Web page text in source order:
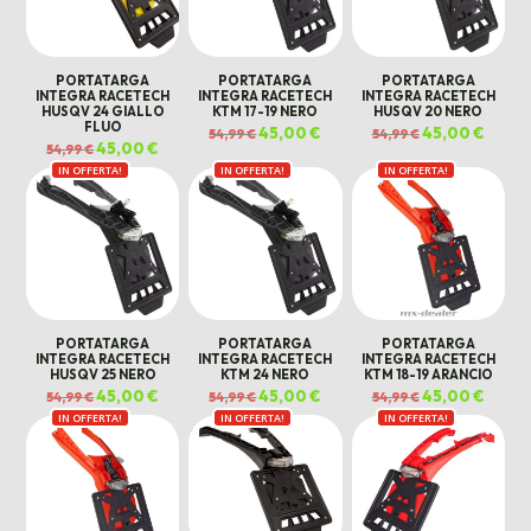
PORTATARGA
INTEGRA RACETECH
HUSQV 24 GIALLO
FLUO
54,99€Il
prezzo
originale
era:
54,99 €.
45,00€
attuale
45,00 €.
PORTATARGA
INTEGRA RACETECH
KTM 17-19 NERO
54,99€Il
prezzo
era:
54,99 €.
45,00€
è:
45,00 €.
PORTATARGA
INTEGRA RACETECH
HUSQV 20 NERO
54,99€Il
prezzo
era:
54,99 €.
45,00€Il
prezzo
è:
45,00
IN OFFERTA!
PORTATARGA
INTEGRA RACETECH
HUSQV 25 NERO
54,99€Il
prezzo
originale
era:
54,99 €.
45,00€
attuale
45,00 €.
IN OFFERTA!
PORTATARGA
INTEGRA RACETECH
KTM 24 NERO
54,99€Il
prezzo
originale
era:
54,99 €.
45,00€
attuale
45,00 €.
IN OFFERTA!
PORTATARGA
INTEGRA RACETECH
KTM 18-19 ARANCIO
54,99€Il
prezzo
originale
era:
54,99 €.
45,00€Il
prezzo
è:
45,00
IN OFFERTA! IN OFFERTA! IN OFFERTA!